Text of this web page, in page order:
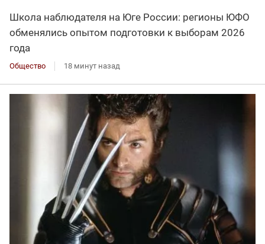
Школа наблюдателя на Юге России: регионы ЮФО
обменялись опытом подготовки к выборам 2026
года
Общество 18 минут назад